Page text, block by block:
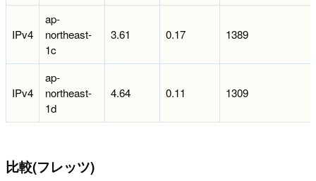
IPv4
ap-
northeast-
1c
3.61 0.17 1389
IPv4
ap-
northeast-
1d
4.64 0.11 1309
比較(フレッツ)